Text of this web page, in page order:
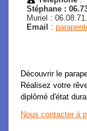
Stéphane :
Muriel :
Email
:
Découvrir le
Réalisez votre
diplômé d'état
Nous contacter à